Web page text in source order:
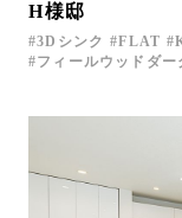
H様邸
3Dシンク FLAT
フィールウッドダー